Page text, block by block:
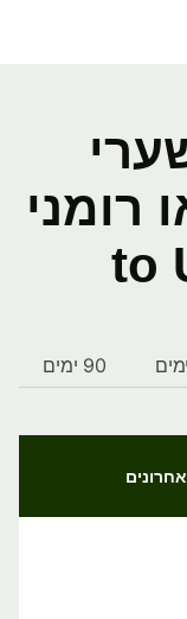
רומני
to
90 ימים